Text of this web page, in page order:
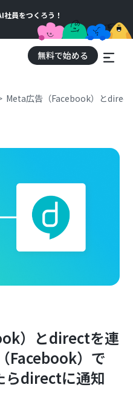
員をつくろう！
無料で始める
Meta広告（Facebook）と
）とdirectを連
Facebook）で
らdirectに通知